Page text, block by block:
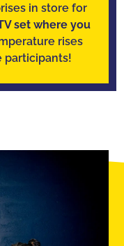
in store for
set where you
rises
participants!